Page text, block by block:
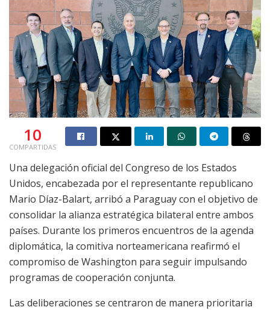
10
COMPARTIDAS
Una delegación oficial del Congreso de los Estados
Unidos, encabezada por el representante republicano
Mario Díaz-Balart, arribó a Paraguay con el objetivo de
consolidar la alianza estratégica bilateral entre ambos
países. Durante los primeros encuentros de la agenda
diplomática, la comitiva norteamericana reafirmó el
compromiso de Washington para seguir impulsando
programas de cooperación conjunta.
Las deliberaciones se centraron de manera prioritaria